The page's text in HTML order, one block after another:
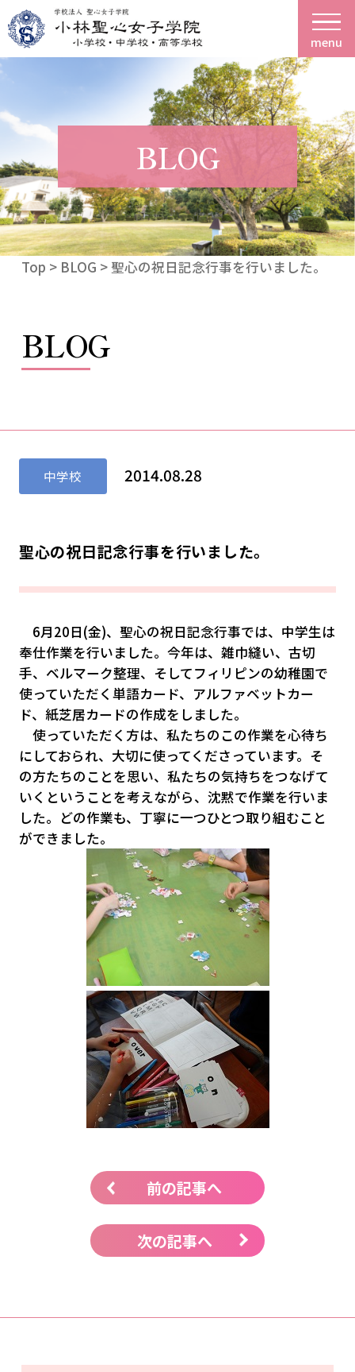
menu
BLOG
Top > BLOG > 聖心の祝日記念行事を行いました。
BLOG
中学校 2014.08.28
聖心の祝日記念行事を行いました。
6月20日(金)、聖心の祝日記念行事では、中学生は
奉仕作業を行いました。今年は、雑巾縫い、古切
手、ベルマーク整理、そしてフィリピンの幼稚園で
使っていただく単語カード、アルファベットカー
ド、紙芝居カードの作成をしました。
使っていただく方は、私たちのこの作業を心待ち
にしておられ、大切に使ってくださっています。そ
の方たちのことを思い、私たちの気持ちをつなげて
いくということを考えながら、沈黙で作業を行いま
した。どの作業も、丁寧に一つひとつ取り組むこと
ができました。
前の記事へ
次の記事へ